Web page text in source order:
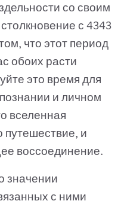
со своим
с 4343
что этот период
обоих расти
это время для
и личном
вселенная
путешествие, и
воссоединение.
значении
с ними